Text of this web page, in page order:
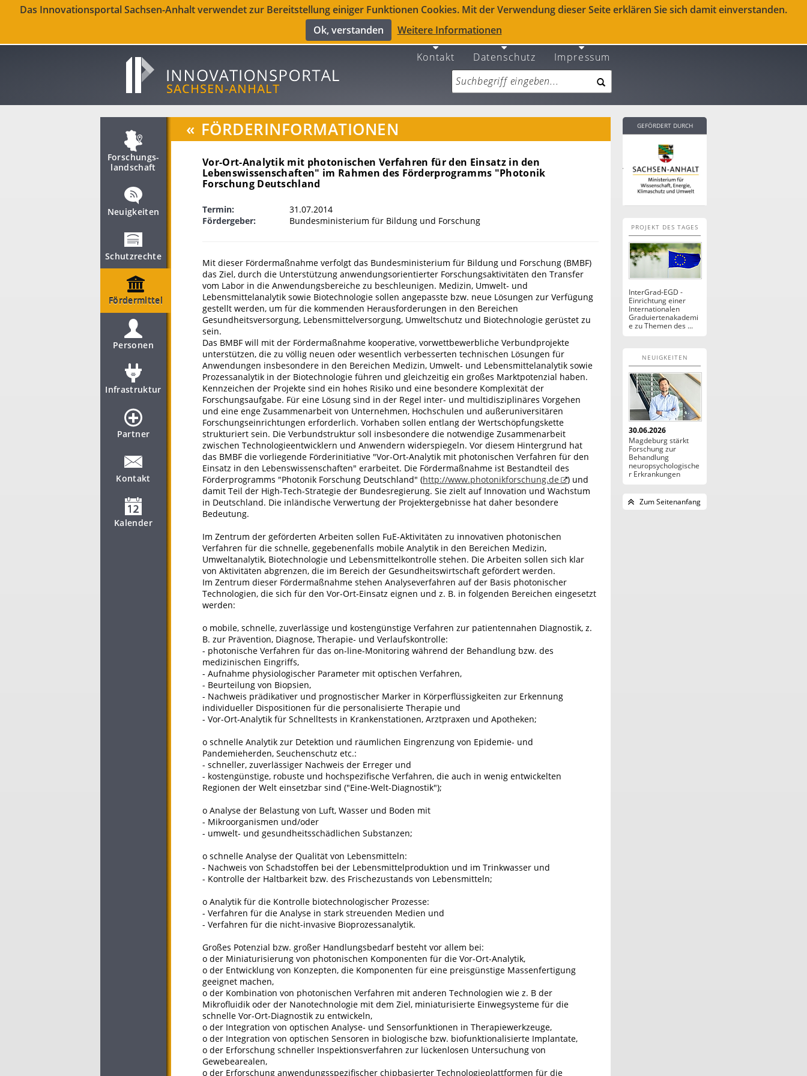
Das Innovationsportal Sachsen-Anhalt verwendet zur Bereitstellung einiger Funktionen Cookies. Mit der Verwendung dieser Seite erklären Sie sich damit einverstanden.
Ok, verstanden
Weitere Informationen
Kontakt Datenschutz Impressum
Forschungs­
landschaft
Neuigkeiten
Schutzrechte
Fördermittel
Personen
Infrastruktur
Partner
Kontakt
Kalender
« FÖRDERINFORMATIONEN
Vor-Ort-Analytik mit photonischen Verfahren für den Einsatz in den
Lebenswissenschaften" im Rahmen des Förderprogramms "Photonik
Forschung Deutschland
Termin:
31.07.2014
Fördergeber:
Bundesministerium für Bildung und Forschung
Mit dieser Fördermaßnahme verfolgt das Bundesministerium für Bildung und Forschung (BMBF)
das Ziel, durch die Unterstützung anwendungsorientierter Forschungsaktivitäten den Transfer
vom Labor in die Anwendungsbereiche zu beschleunigen. Medizin, Umwelt- und
Lebensmittelanalytik sowie Biotechnologie sollen angepasste bzw. neue Lösungen zur Verfügung
gestellt werden, um für die kommenden Herausforderungen in den Bereichen
Gesundheitsversorgung, Lebensmittelversorgung, Umweltschutz und Biotechnologie gerüstet zu
sein.
Das BMBF will mit der Fördermaßnahme kooperative, vorwettbewerbliche Verbundprojekte
unterstützen, die zu völlig neuen oder wesentlich verbesserten technischen Lösungen für
Anwendungen insbesondere in den Bereichen Medizin, Umwelt- und Lebensmittelanalytik sowie
Prozessanalytik in der Biotechnologie führen und gleichzeitig ein großes Marktpotenzial haben.
Kennzeichen der Projekte sind ein hohes Risiko und eine besondere Komplexität der
Forschungsaufgabe. Für eine Lösung sind in der Regel inter- und multidisziplinäres Vorgehen
und eine enge Zusammenarbeit von Unternehmen, Hochschulen und außeruniversitären
Forschungseinrichtungen erforderlich. Vorhaben sollen entlang der Wertschöpfungskette
strukturiert sein. Die Verbundstruktur soll insbesondere die notwendige Zusammenarbeit
zwischen Technologieentwicklern und Anwendern widerspiegeln. Vor diesem Hintergrund hat
das BMBF die vorliegende Förderinitiative "Vor-Ort-Analytik mit photonischen Verfahren für den
Einsatz in den Lebenswissen­schaften" erarbeitet. Die Fördermaßnahme ist Bestandteil des
Förderprogramms "Photonik Forschung Deutschland" (http://www.photonikforschung.de
) und
damit Teil der High-Tech-Strategie der Bundesregierung. Sie zielt auf Innovation und Wachstum
in Deutschland. Die inländische Verwertung der Projektergebnisse hat daher besondere
Bedeutung.
Im Zentrum der geförderten Arbeiten sollen FuE-Aktivitäten zu innovativen photonischen
Verfahren für die schnelle, gegebenenfalls mobile Analytik in den Bereichen Medizin,
Umweltanalytik, Biotechnologie und Lebensmittelkontrolle stehen. Die Arbeiten sollen sich klar
von Aktivitäten abgrenzen, die im Bereich der Gesundheitswirtschaft gefördert werden.
Im Zentrum dieser Fördermaßnahme stehen Analyseverfahren auf der Basis photonischer
Technologien, die sich für den Vor-Ort-Einsatz eignen und z. B. in folgenden Bereichen eingesetzt
werden:
o mobile, schnelle, zuverlässige und kostengünstige Verfahren zur patientennahen Diagnostik, z.
B. zur Prävention, Diagnose, Therapie- und Verlaufskontrolle:
- photonische Verfahren für das on-line-Monitoring während der Behandlung bzw. des
medizinischen Eingriffs,
- Aufnahme physiologischer Parameter mit optischen Verfahren,
- Beurteilung von Biopsien,
- Nachweis prädikativer und prognostischer Marker in Körperflüssigkeiten zur Erkennung
individueller Dispositionen für die personalisierte Therapie und
- Vor-Ort-Analytik für Schnelltests in Krankenstationen, Arztpraxen und Apotheken;
o schnelle Analytik zur Detektion und räumlichen Eingrenzung von Epidemie- und
Pandemieherden, Seuchenschutz etc.:
- schneller, zuverlässiger Nachweis der Erreger und
- kostengünstige, robuste und hochspezifische Verfahren, die auch in wenig entwickelten
Regionen der Welt einsetzbar sind ("Eine-Welt-Diagnostik");
o Analyse der Belastung von Luft, Wasser und Boden mit
- Mikroorganismen und/oder
- umwelt- und gesundheitsschädlichen Substanzen;
o schnelle Analyse der Qualität von Lebensmitteln:
- Nachweis von Schadstoffen bei der Lebensmittelproduktion und im Trinkwasser und
- Kontrolle der Haltbarkeit bzw. des Frischezustands von Lebensmitteln;
o Analytik für die Kontrolle biotechnologischer Prozesse:
- Verfahren für die Analyse in stark streuenden Medien und
- Verfahren für die nicht-invasive Bioprozessanalytik.
Großes Potenzial bzw. großer Handlungsbedarf besteht vor allem bei:
o der Miniaturisierung von photonischen Komponenten für die Vor-Ort-Analytik,
o der Entwicklung von Konzepten, die Komponenten für eine preisgünstige Massenfertigung
geeignet machen,
o der Kombination von photonischen Verfahren mit anderen Technologien wie z. B der
Mikrofluidik oder der Nanotechnologie mit dem Ziel, miniaturisierte Einwegsysteme für die
schnelle Vor-Ort-Diagnostik zu entwickeln,
o der Integration von optischen Analyse- und Sensorfunktionen in Therapiewerkzeuge,
o der Integration von optischen Sensoren in biologische bzw. biofunktionalisierte Implantate,
o der Erforschung schneller Inspektionsverfahren zur lückenlosen Untersuchung von
Gewebearealen,
o der Erforschung anwendungsspezifischer chipbasierter Technologieplattformen für die
GEFÖRDERT DURCH
PROJEKT DES TAGES
InterGrad-EGD -
Einrichtung einer
Internationalen
Graduiertenakademi
e zu Themen des ...
NEUIGKEITEN
30.06.2026
Magdeburg stärkt
Forschung zur
Behandlung
neuropsychologische
r Erkrankungen
Zum Seitenanfang